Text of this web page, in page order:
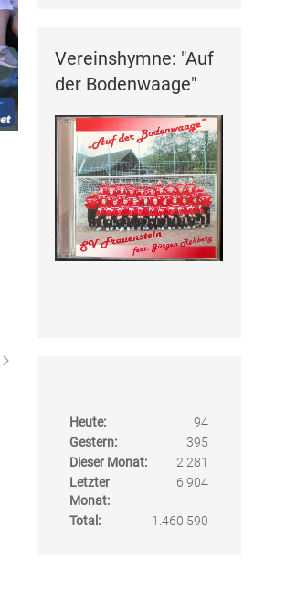
Vereinshymne: "Auf
der Bodenwaage"
Heute:
94
Gestern:
395
Dieser Monat:
2.281
Letzter
Monat:
6.904
Total: 1.460.590